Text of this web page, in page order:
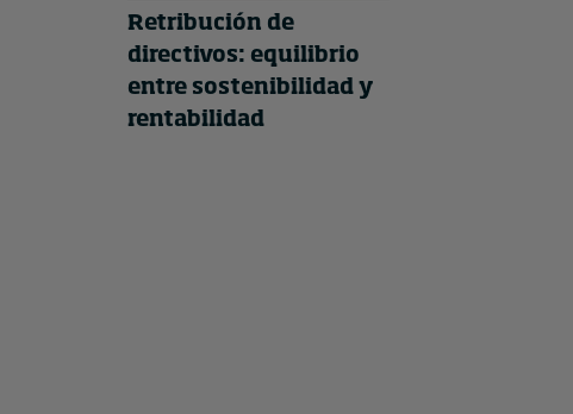
Retribución de
directivos: equilibrio
entre sostenibilidad y
rentabilidad